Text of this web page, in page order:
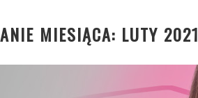
MIESIĄCA: LUTY 2021